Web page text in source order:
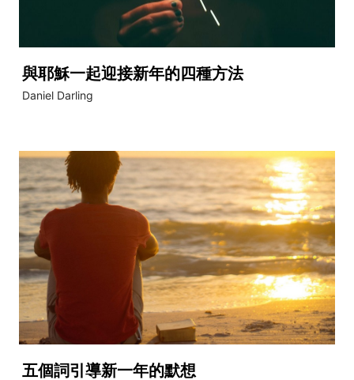
與耶穌一起迎接新年的四種方法
Daniel Darling
五個詞引導新一年的默想